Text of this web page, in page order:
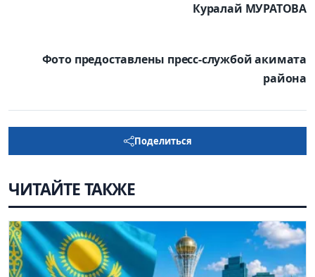
Куралай МУРАТОВА
Фото предоставлены пресс-службой акимата
района
Поделиться
ЧИТАЙТЕ ТАКЖЕ